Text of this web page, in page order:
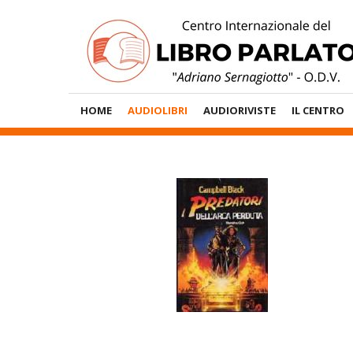
Menù
Principale
HOME AUDIOLIBRI AUDIORIVISTE IL CENTRO